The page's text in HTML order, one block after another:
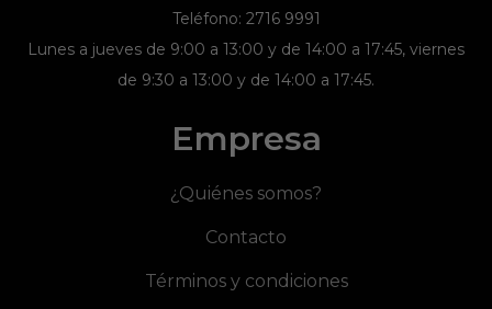
Teléfono: 2716 9991
Lunes a jueves de 9:00 a 13:00 y de 14:00 a 17:45, viernes
de 9:30 a 13:00 y de 14:00 a 17:45.
Empresa
¿Quiénes somos?
Contacto
Términos y condiciones